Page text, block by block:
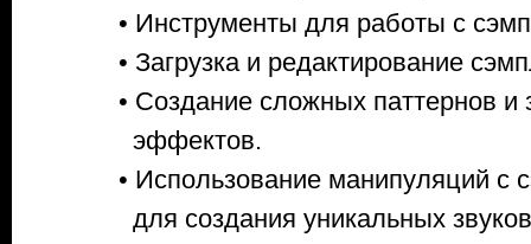
• Инструменты для работы с
• Загрузка и редактирование
• Создание сложных паттернов и
эффектов.
• Использование манипуляций с
для создания уникальных